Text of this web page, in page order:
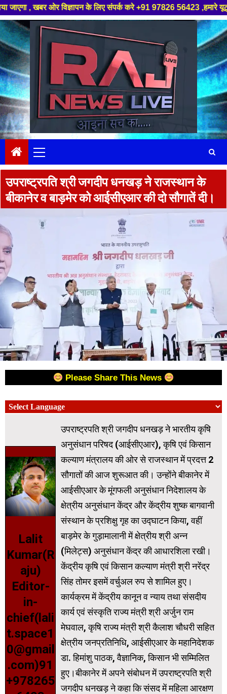
के लिए संपर्क करे +91 97826 56423 ,हमारे यूट्यूब चैनल को
Skip
to
content
Menu
उपराष्ट्रपति श्री जगदीप धनखड़ ने राजस्थान के
बीकानेर व बाड़मेर को आईसीएआर की दो सौगातें दी।
Please Share This News
Lalit
Kumar(R
aju)
Editor-
in-
chief(lali
t.space1
0@gmail
.com)91
+978265
उपराष्ट्रपति श्री जगदीप धनखड़ ने भारतीय कृषि
अनुसंधान परिषद (आईसीएआर), कृषि एवं किसान
कल्याण मंत्रालय की ओर से राजस्थान में प्रदत्त 2
सौगातों की आज शुरूआत की। उन्होंने बीकानेर में
आईसीएआर के मूंगफली अनुसंधान निदेशालय के
क्षेत्रीय अनुसंधान केंद्र और केंद्रीय शुष्क बागवानी
संस्थान के प्रशिक्षु गृह का उद्घाटन किया, वहीं
बाड़मेर के गुड़ामालानी में क्षेत्रीय श्री अन्न
(मिलेट्स) अनुसंधान केंद्र की आधारशिला रखी।
केंद्रीय कृषि एवं किसान कल्याण मंत्री श्री नरेंद्र
सिंह तोमर इसमें वर्चुअल रुप से शामिल हुए।
कार्यक्रम में केंद्रीय कानून व न्याय तथा संसदीय
कार्य एवं संस्कृति राज्य मंत्री श्री अर्जुन राम
मेघवाल, कृषि राज्य मंत्री श्री कैलाश चौधरी सहित
क्षेत्रीय जनप्रतिनिधि, आईसीएआर के महानिदेशक
डा. हिमांशु पाठक, वैज्ञानिक, किसान भी सम्मिलित
हुए।बीकानेर में अपने संबोधन में उपराष्ट्रपति श्री
जगदीप धनखड़ ने कहा कि संसद में महिला आरक्षण